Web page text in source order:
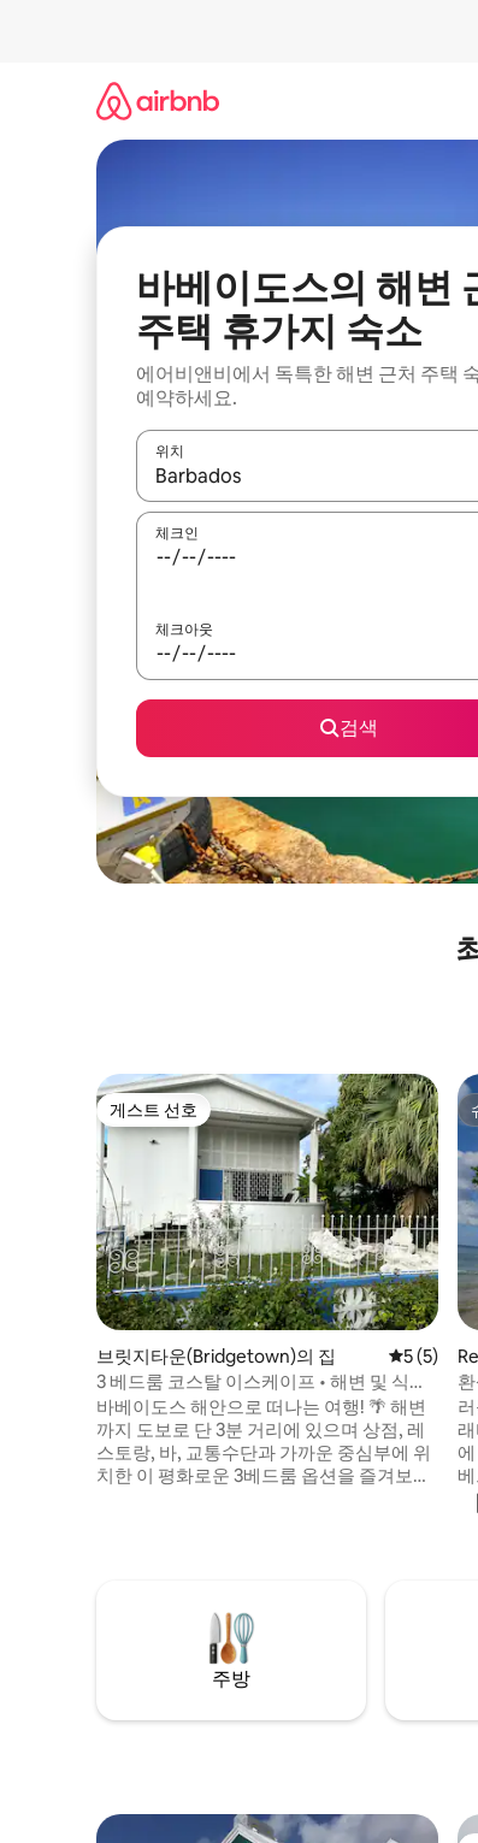
바베이도스의 해변
주택 휴가지 숙소
에어비앤비에서 독특한 해변 근처 주택
예약하세요.
위치
결과가 나오면 위·아래 화살표 키를 사용하
체크인
체크아웃
검색
게스트 선호
게스트 선호
브릿지타운(Bridgetown)의 집 평점 5점(5
5 (5)
3 베드룸 코스탈 이스케이프 • 해변 및 식사
장소까지 도보
바베이도스 해안으로 떠나는 여행! 🌴 해변
까지 도보로 단 3분 거리에 있으며 상점, 레
스토랑, 바, 교통수단과 가까운 중심부에 위
치한 이 평화로운 3베드룸 옵션을 즐겨보세
향상하세요. 전용 컨시어지 할인이 포함되
서 편안한 휴가를 즐기세요! ☀️
주방